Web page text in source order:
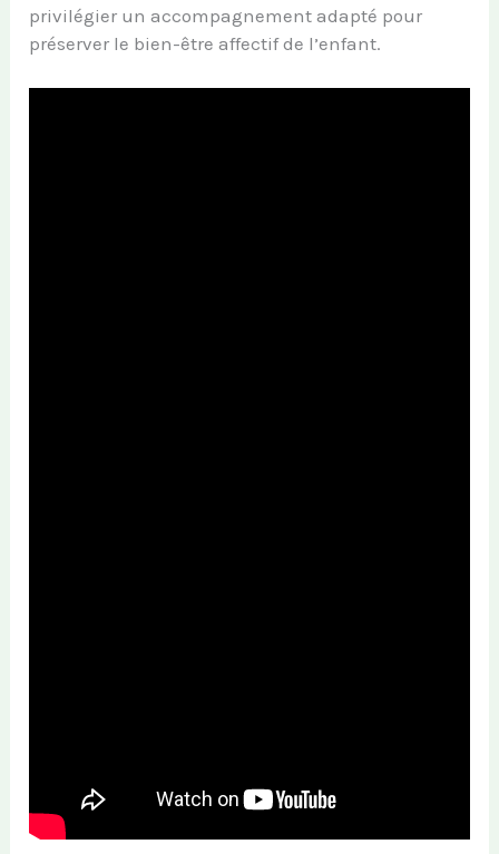
privilégier un accompagnement adapté pour
préserver le bien-être affectif de l’enfant.